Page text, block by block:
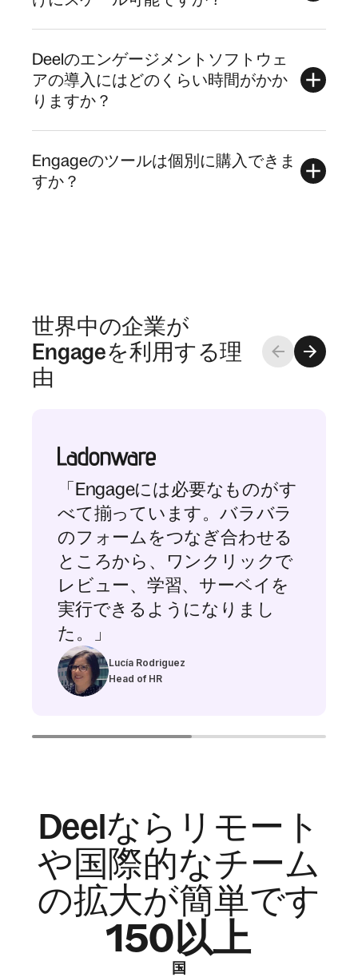
Deelのエンゲージメントソフトウェ
アの導入にはどのくらい時間がかか
りますか？
Engageのツールは個別に購入できま
すか？
世界中の企業が
Engageを利用する理
由
「Engageには必要なものがす
べて揃っています。バラバラ
のフォームをつなぎ合わせる
ところから、ワンクリックで
レビュー、学習、サーベイを
実行できるようになりまし
た。」
Lucía Rodriguez
Head of HR
Deelならリモート
や国際的なチーム
の拡大が簡単です
150以上
国